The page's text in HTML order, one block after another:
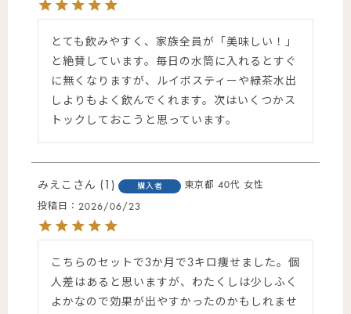
とても飲みやすく、家族全員が「美味しい！」
と絶賛しています。毎日の水筒に入れるとすぐ
に無くなりますが、ルイボスティーや緑茶水出
しよりもよく飲んでくれます。次はいくつかス
トックしておこうと思っています。
みえこ 1 購入者 東京都 40代 女性
投稿日 2026/06/23
こちらのセットで3か月で3キロ痩せました。個
人差はあると思いますが、わたくしは少しふく
よかなので効果が出やすかったのかもしれませ